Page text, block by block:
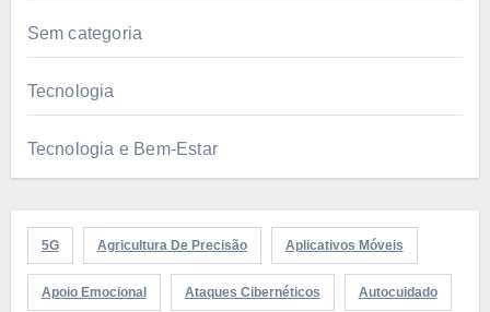
Sem categoria
Tecnologia
Tecnologia e Bem-Estar
5G Agricultura De Precisão Aplicativos Móveis
Apoio Emocional Ataques Cibernéticos Autocuidado